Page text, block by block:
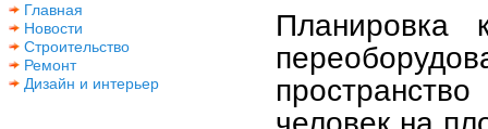
Главная
Новости
Строительство
Ремонт
Дизайн и интерьер